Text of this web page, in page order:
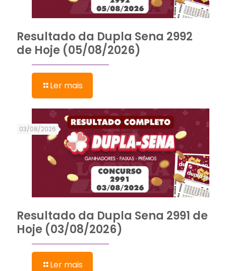
Resultado da Dupla Sena 2992
de Hoje (05/08/2026)
Ler mais
03/08/2026
Resultado da Dupla Sena 2991 de
Hoje (03/08/2026)
Ler mais